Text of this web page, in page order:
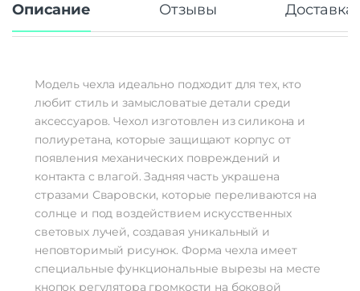
Описание Отзывы Доставка
Модель чехла идеально подходит для тех, кто
любит стиль и замысловатые детали среди
аксессуаров. Чехол изготовлен из силикона и
полиуретана, которые защищают корпус от
появления механических повреждений и
контакта с влагой. Задняя часть украшена
стразами Сваровски, которые переливаются на
солнце и под воздействием искусственных
световых лучей, создавая уникальный и
неповторимый рисунок. Форма чехла имеет
специальные функциональные вырезы на месте
кнопок регулятора громкости на боковой